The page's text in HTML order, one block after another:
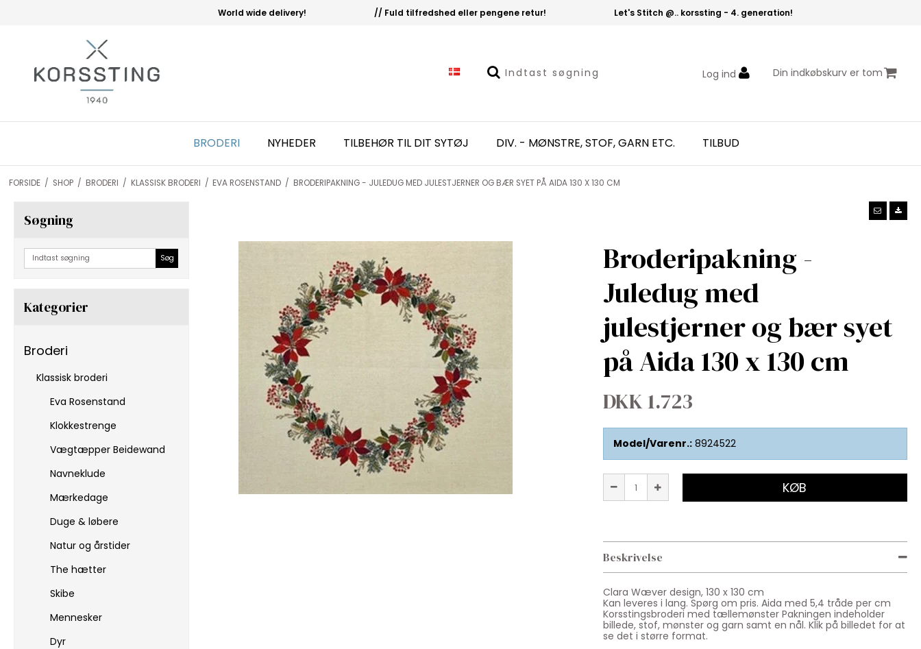
World wide delivery! // Fuld tilfredshed eller pengene retur! Let's Stitch @.. korssting - 4. generation!
Log ind Din indkøbskurv er tom
BRODERI NYHEDER TILBEHØR TIL DIT SYTØJ DIV. - MØNSTRE, STOF, GARN ETC. TILBUD
FORSIDE / SHOP / BRODERI / KLASSISK BRODERI / EVA ROSENSTAND / BRODERIPAKNING - JULEDUG MED JULESTJERNER OG BÆR SYET PÅ AIDA 130 X 130 CM
Søgning
Søg
Kategorier
Broderi
Klassisk broderi
Eva Rosenstand
Klokkestrenge
Vægtæpper Beidewand
Navneklude
Mærkedage
Duge & løbere
Natur og årstider
The hætter
Skibe
Mennesker
Dyr
Broderipakning -
Juledug med
julestjerner og bær syet
på Aida 130 x 130 cm
DKK 1.723
Model/Varenr.: 8924522
KØB
Beskrivelse
Clara Wæver design, 130 x 130 cm
Kan leveres i lang. Spørg om pris. Aida med 5,4 tråde per cm
Korsstingsbroderi med tællemønster Pakningen indeholder
billede, stof, mønster og garn samt en nål. Klik på billedet for at
se det i større format.